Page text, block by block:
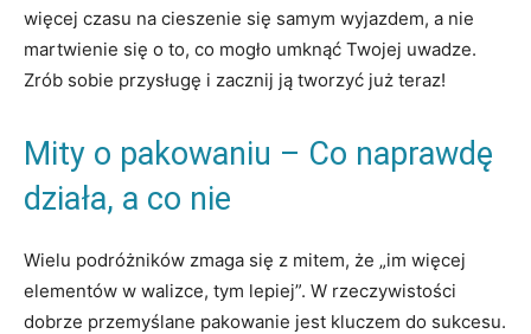
więcej czasu na cieszenie się samym wyjazdem, ⁣a nie ​
martwienie się ‌o to, co ‍mogło umknąć Twojej uwadze.⁢
Zrób‍ sobie przysługę ‍i‍ zacznij ją tworzyć już teraz!
Mity o pakowaniu⁤ –‍ Co​ naprawdę
działa, a​ co nie
Wielu podróżników zmaga ‍się⁢ z mitem, że „im‌ więcej
elementów ‌w walizce, tym lepiej”. W‍ rzeczywistości
dobrze przemyślane pakowanie jest kluczem do sukcesu.